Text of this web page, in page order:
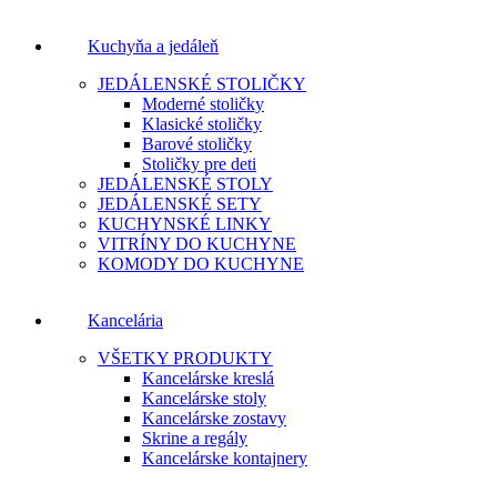
Kuchyňa a jedáleň
JEDÁLENSKÉ STOLIČKY
Moderné stoličky
Klasické stoličky
Barové stoličky
Stoličky pre deti
JEDÁLENSKÉ STOLY
JEDÁLENSKÉ SETY
KUCHYNSKÉ LINKY
VITRÍNY DO KUCHYNE
KOMODY DO KUCHYNE
Kancelária
VŠETKY PRODUKTY
Kancelárske kreslá
Kancelárske stoly
Kancelárske zostavy
Skrine a regály
Kancelárske kontajnery